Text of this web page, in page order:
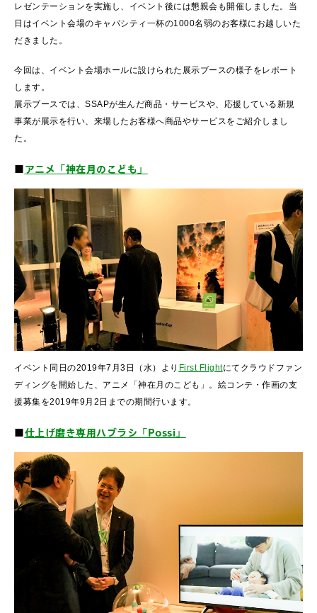
レゼンテーションを実施し、イベント後には懇親会も開催しました。当
日はイベント会場のキャパシティ一杯の1000名弱のお客様にお越しいた
だきました。
今回は、イベント会場ホールに設けられた展示ブースの様子をレポート
します。
展示ブースでは、SSAPが生んだ商品・サービスや、応援している新規
事業が展示を行い、来場したお客様へ商品やサービスをご紹介しまし
た。
■アニメ「神在月のこども」
イベント同日の2019年7月3日（水）より First Flightにてクラウドファン
ディングを開始した、アニメ「神在月のこども」。絵コンテ・作画の支
援募集を2019年9月2日までの期間行います。
■仕上げ磨き専用ハブラシ「Possi」